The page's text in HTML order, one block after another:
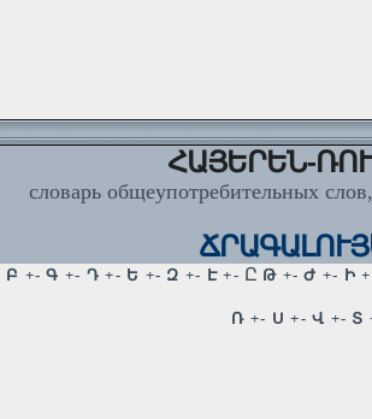
ՀԱՅԵՐԵՆ-
словарь общеупотребительных